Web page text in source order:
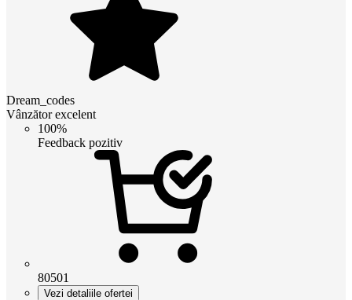
Dream_codes
Vânzător excelent
100%
Feedback pozitiv
80501
Vezi detaliile ofertei